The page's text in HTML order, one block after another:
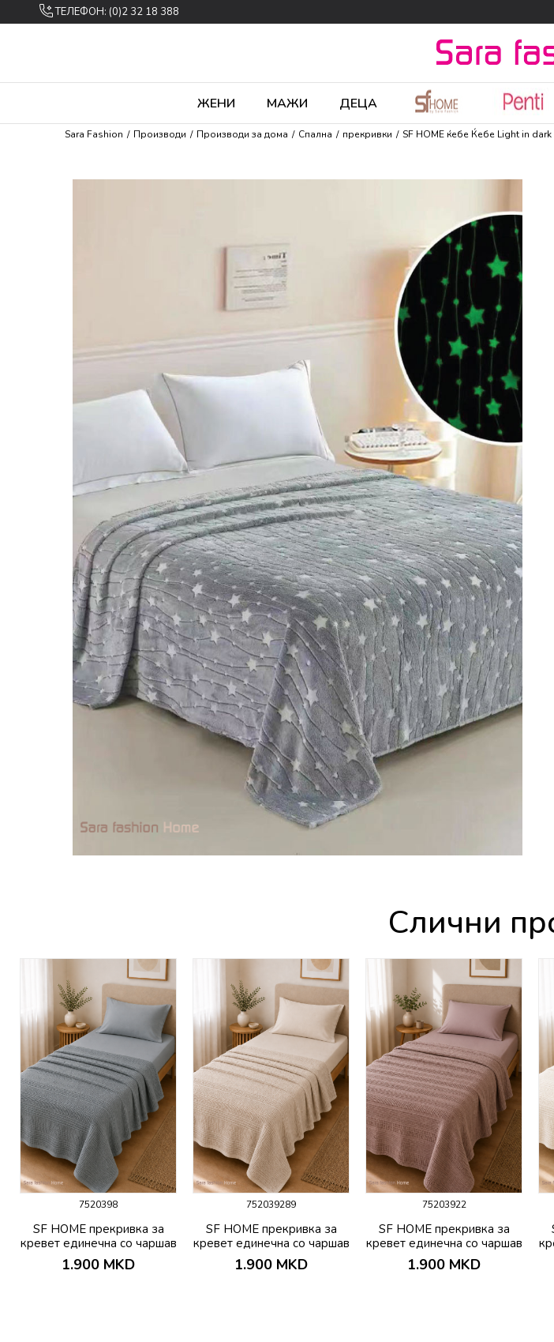
ТЕЛЕФОН: (0)2 32 18 388
ЖЕНИ МАЖИ ДЕЦА
Sara Fashion Производи Производи за дома Спална прекривки SF HOME ќебе Ќебе Light in
Слични
7520398
SF HOME прекривка за
кревет единечна со чаршав
и јастучница PIKE
1.900 MKD
752039289
SF HOME прекривка за
кревет единечна со чаршав
и јастучница PIKE
1.900 MKD
75203922
SF HOME прекривка за
кревет единечна со чаршав
и јастучница PIKE
1.900 MKD